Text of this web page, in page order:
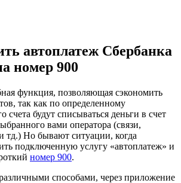
автоплатеж Сбербанка
номер 900
функция, позволяющая сэкономить
так как по определенному
счета будут списываться деньги в счет
вами оператора (связи,
Но бывают ситуации, когда
подключенную услугу «автоплатеж» и
номер 900.
способами, через приложение